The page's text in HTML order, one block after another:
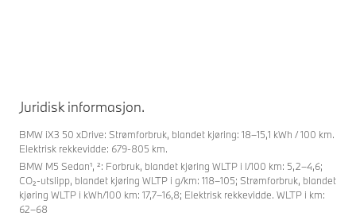
Juridisk informasjon.
BMW iX3 50 xDrive: Strømforbruk, blandet kjøring: 18–15,1 kWh / 100 km.
Elektrisk rekkevidde: 679-805 km.
BMW M5 Sedan¹, ²: Forbruk, blandet kjøring WLTP i l/100 km: 5,2–4,6;
CO₂-utslipp, blandet kjøring WLTP i g/km: 118–105; Strømforbruk, blandet
kjøring WLTP i kWh/100 km: 17,7–16,8; Elektrisk rekkevidde. WLTP i km:
62–68